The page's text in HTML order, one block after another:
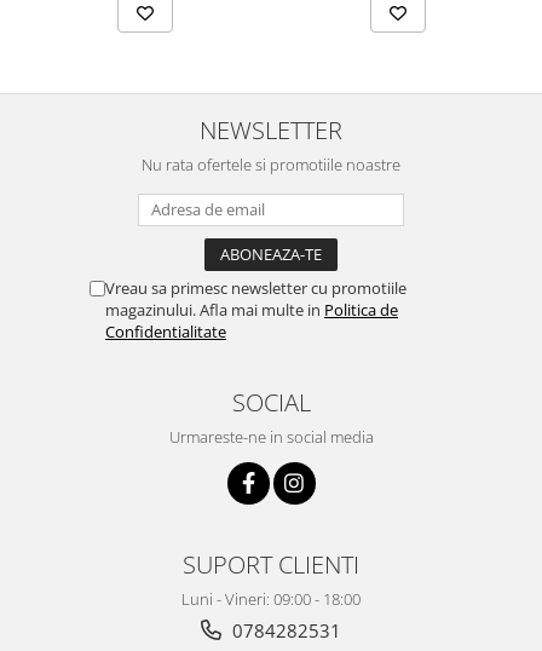
NEWSLETTER
Nu rata ofertele si promotiile noastre
Vreau sa primesc newsletter cu promotiile
magazinului. Afla mai multe in Politica de
Confidentialitate
SOCIAL
Urmareste-ne in social media
SUPORT CLIENTI
Luni - Vineri: 09:00 - 18:00
0784282531